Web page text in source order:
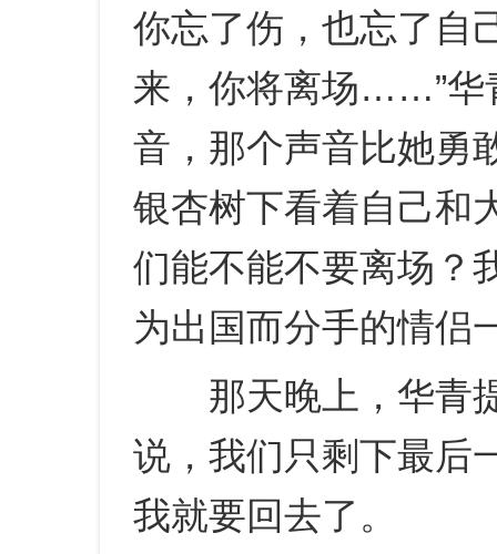
你忘了伤，也忘了自
来，你将离场……”华
音，那个声音比她勇
银杏树下看着自己和
们能不能不要离场？
为出国而分手的情侣
那天晚上，华青提
说，我们只剩下最后
我就要回去了。